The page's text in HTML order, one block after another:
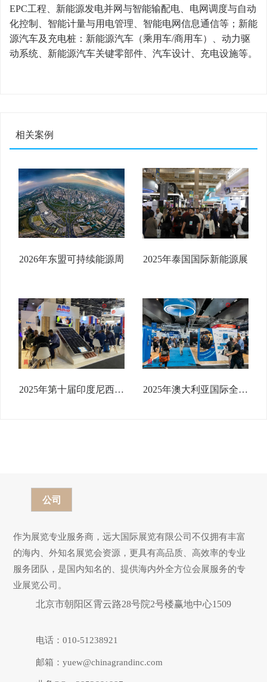
EPC工程、新能源发电并网与智能输配电、电网调度与自动
化控制、智能计量与用电管理、智能电网信息通信等；新能
源汽车及充电桩：新能源汽车（乘用车/商用车）、动力驱
动系统、新能源汽车关键零部件、汽车设计、充电设施等。
相关案例
2026年东盟可持续能源周 2025年泰国国际新能源展
2025年第十届印度尼西亚
2025年澳大利亚国际全能
公司
作为展览专业服务商，远大国际展览有限公司不仅拥有丰富
的海内、外知名展览会资源，更具有高品质、高效率的专业
服务团队，是国内知名的、提供海内外全方位会展服务的专
业展览公司。
北京市朝阳区霄云路28号院2号楼赢地中心1509
电话：010-51238921
邮箱：yuew@chinagrandinc.com